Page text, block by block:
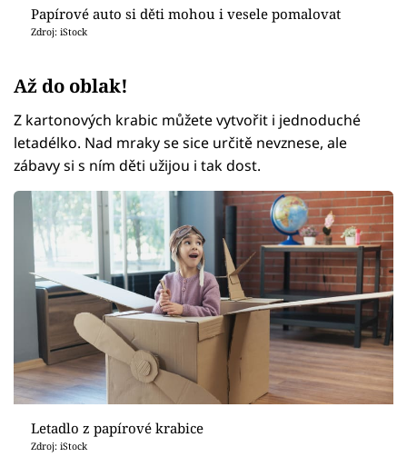
Papírové auto si děti mohou i vesele pomalovat
Zdroj: iStock
Až do oblak!
Z kartonových krabic můžete vytvořit i jednoduché
letadélko. Nad mraky se sice určitě nevznese, ale
zábavy si s ním děti užijou i tak dost.
Letadlo z papírové krabice
Zdroj: iStock